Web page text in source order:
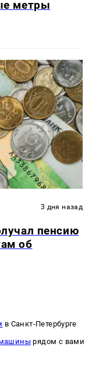
метры
3 дня назад
пенсию
об
в Санкт-Петербурге
рядом с вами